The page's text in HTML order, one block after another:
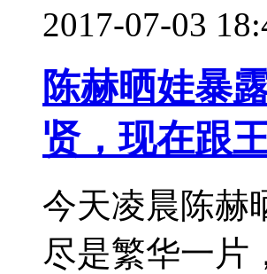
2017-07-03
陈赫晒娃暴
贤，现在跟
今天凌晨陈赫
尽是繁华一片